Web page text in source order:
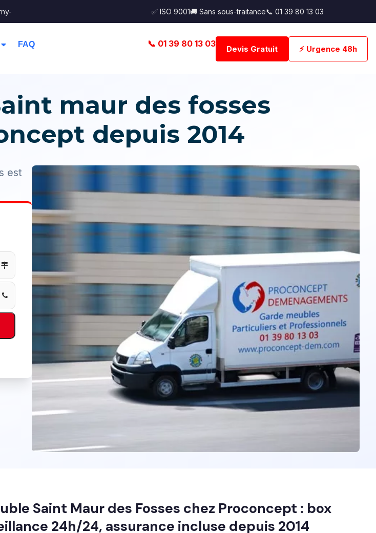
✅ ISO 9001🚚 Sans sous-traitance📞 01 39 80 13 03
FAQ 📞 01 39 80 13 03
Devis Gratuit ⚡ Urgence 48h
maur des fosses
depuis 2014
est
Saint Maur des Fosses chez Proconcept : box
24h/24, assurance incluse depuis 2014